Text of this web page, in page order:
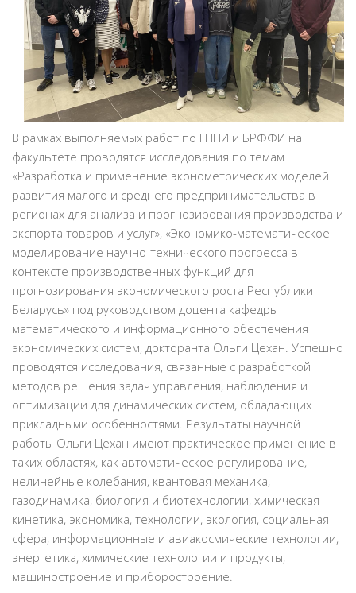
В рамках выполняемых работ по ГПНИ и БРФФИ на
факультете проводятся исследования по темам
«Разработка и применение эконометрических моделей
развития малого и среднего предпринимательства в
регионах для анализа и прогнозирования производства и
экспорта товаров и услуг», «Экономико-математическое
моделирование научно-технического прогресса в
контексте производственных функций для
прогнозирования экономического роста Республики
Беларусь» под руководством доцента кафедры
математического и информационного обеспечения
экономических систем, докторанта Ольги Цехан. Успешно
проводятся исследования, связанные с разработкой
методов решения задач управления, наблюдения и
оптимизации для динамических систем, обладающих
прикладными особенностями. Результаты научной
работы Ольги Цехан имеют практическое применение в
таких областях, как автоматическое регулирование,
нелинейные колебания, квантовая механика,
газодинамика, биология и биотехнологии, химическая
кинетика, экономика, технологии, экология, социальная
сфера, информационные и авиакосмические технологии,
энергетика, химические технологии и продукты,
машиностроение и приборостроение.